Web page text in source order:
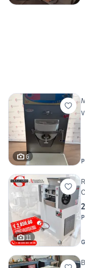
6
11